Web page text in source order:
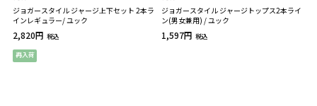
ジョガースタイル ジャージ上下セット 2本ラ
インレギュラー/ ユック
2,820円 税込
再入荷
ジョガースタイル ジャージトップス2本ライ
ン(男女兼用) / ユック
1,597円 税込